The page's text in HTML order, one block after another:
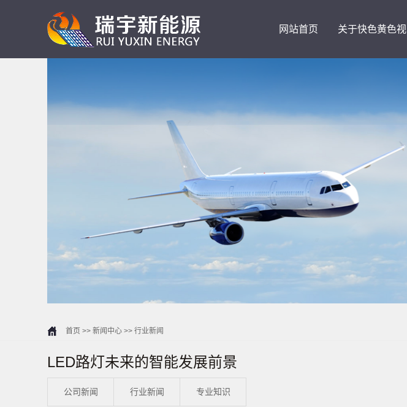
网站首页 关于快色黄色视
首页 >> 新闻中心 >> 行业新闻
LED路灯未来的智能发展前景
公司新闻 行业新闻 专业知识